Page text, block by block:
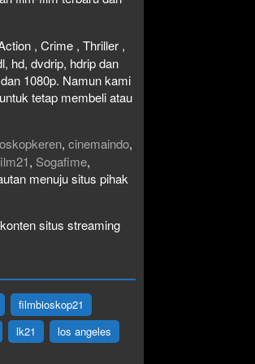
, Crime , Thriller ,
hd, dvdrip, hdrip dan
1080p. Namun kami
tetap membeli atau
, cinemaindo,
, Sogafime,
menuju situs pihak
situs streaming
filmbioskop21
lk21
los angeles